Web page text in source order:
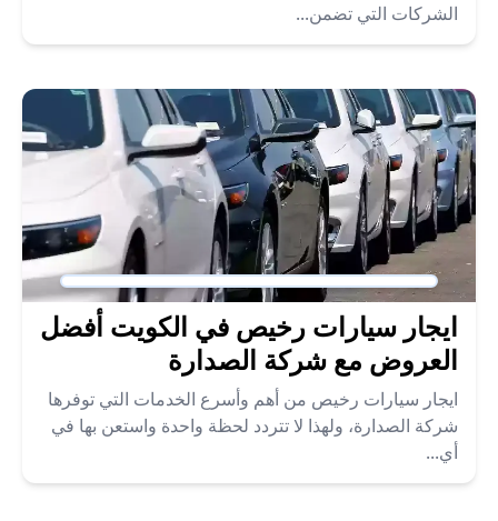
الشركات التي تضمن...
ايجار سيارات رخيص في الكويت أفضل
العروض مع شركة الصدارة
ايجار سيارات رخيص من أهم وأسرع الخدمات التي توفرها
شركة الصدارة، ولهذا لا تتردد لحظة واحدة واستعن بها في
أي...